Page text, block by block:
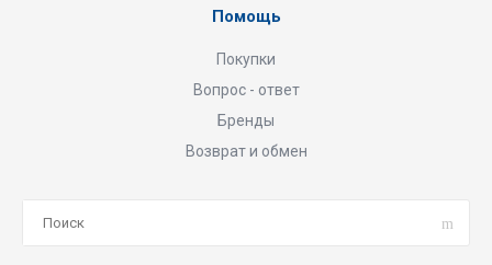
Помощь
Покупки
Вопрос - ответ
Бренды
Возврат и обмен